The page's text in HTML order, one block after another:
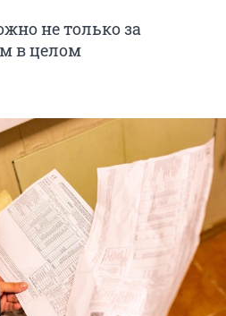
не только за
в целом